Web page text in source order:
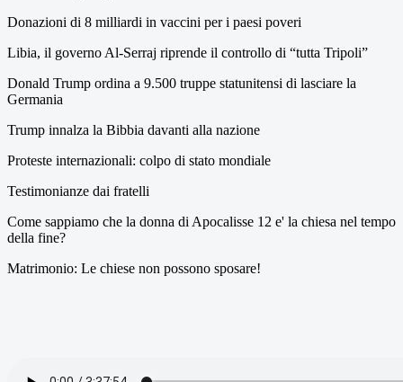
Donazioni di 8 milliardi in vaccini per i paesi poveri
Libia, il governo Al-Serraj riprende il controllo di “tutta Tripoli”
Donald Trump ordina a 9.500 truppe statunitensi di lasciare la
Germania
Trump innalza la Bibbia davanti alla nazione
Proteste internazionali: colpo di stato mondiale
Testimonianze dai fratelli
Come sappiamo che la donna di Apocalisse 12 e' la chiesa nel tempo
della fine?
Matrimonio: Le chiese non possono sposare!